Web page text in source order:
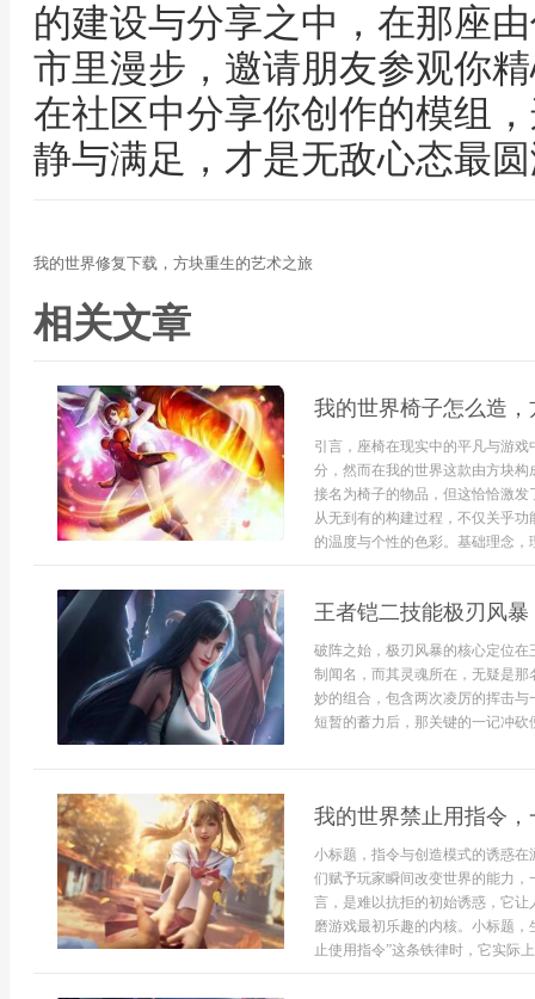
的建设与分享之中，在那座
市里漫步，邀请朋友参观你
在社区中分享你创作的模组
静与满足，才是无敌心态最
我的世界修复下载，方块重生的艺术之旅
相关文章
我的世界椅子怎么造
引言，座椅在现实中的平凡与游
分，然而在我的世界这款由方块
接名为椅子的物品，但这恰恰激
从无到有的构建过程，不仅关乎
的温度与个性的色彩。基础理念，
王者铠二技能极刃风
破阵之始，极刃风暴的核心定位
制闻名，而其灵魂所在，无疑是
妙的组合，包含两次凌厉的挥击
短暂的蓄力后，那关键的一记冲
我的世界禁止用指令
小标题，指令与创造模式的诱惑
们赋予玩家瞬间改变世界的能力
言，是难以抗拒的初始诱惑，它
磨游戏最初乐趣的内核。小标题
止使用指令”这条铁律时，它实际